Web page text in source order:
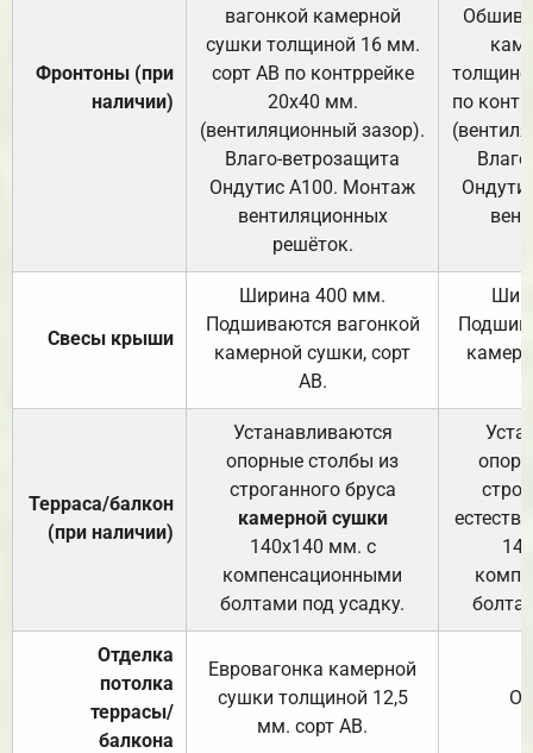
Фронтоны (при
наличии)
вагонкой камерной
сушки толщиной 16 мм.
сорт АВ по контррейке
20х40 мм.
(вентиляционный зазор).
Влаго-ветрозащита
Ондутис А100. Монтаж
вентиляционных
решёток.
по
Свесы крыши
Ширина 400 мм.
Подшиваются вагонкой
камерной сушки, сорт
АВ.
Терраса/балкон
(при наличии)
Устанавливаются
опорные столбы из
строганного бруса
камерной сушки
140х140 мм. с
компенсационными
болтами под усадку.
Отделка
потолка
террасы/
балкона
Евровагонка камерной
сушки толщиной 12,5
мм. сорт АВ.